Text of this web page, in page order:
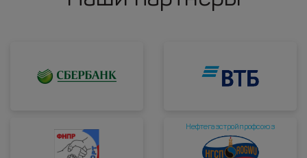
Нефтегазстройпрофсоюз